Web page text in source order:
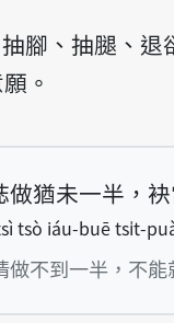
抽腳、抽腿、退
。
做猶未一半，袂
tsò iáu-buē tsi̍t-
做不到一半，不